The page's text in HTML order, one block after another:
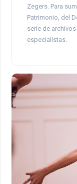
Zegers. Para
Patrimonio, del
serie de
especialistas.